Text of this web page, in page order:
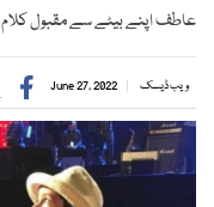
عاطف اپنے بیٹے سے مقبول کلام
ویب ڈیسک June 27, 2022